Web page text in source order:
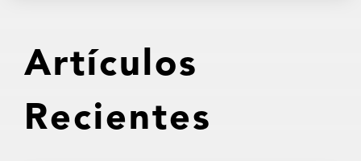
Artículos
Recientes